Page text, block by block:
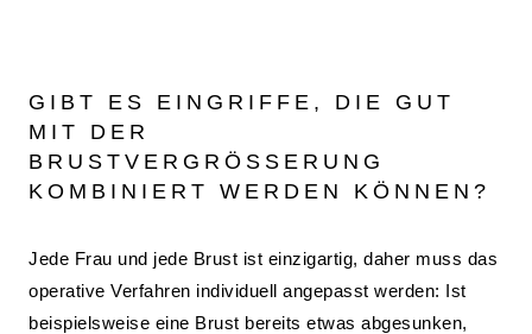
GIBT ES EINGRIFFE, DIE GUT
MIT DER
BRUSTVERGRÖSSERUNG K
OMBINIERT WERDEN KÖNNEN?
Jede Frau und jede Brust ist einzigartig, daher muss das
operative Verfahren individuell angepasst werden: Ist
beispielsweise eine Brust bereits etwas abgesunken,